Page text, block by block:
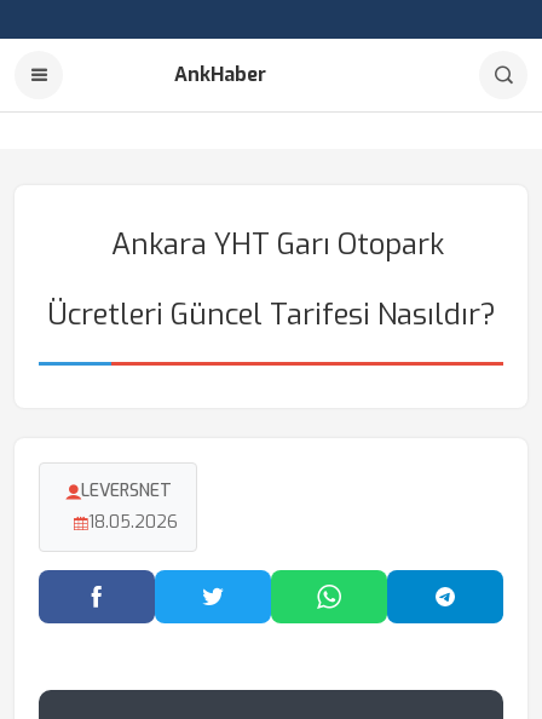
AnkHaber
Ankara YHT Garı Otopark
Ücretleri Güncel Tarifesi Nasıldır?
LEVERSNET
18.05.2026
Facebook'ta PaylaşTwitter'da PaylaşWhatsApp'ta Paylaş